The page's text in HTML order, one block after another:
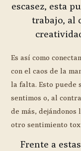
escasez, esta
trabajo, al
Es así como
con el caos de la
la falta. Esto puede
sentimos o, al
de más,
otro sentimiento
Frente a